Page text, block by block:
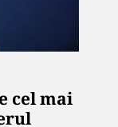
cel mai